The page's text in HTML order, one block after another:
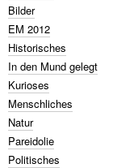
Bilder
EM 2012
Historisches
In den Mund gelegt
Kurioses
Menschliches
Natur
Pareidolie
Politisches